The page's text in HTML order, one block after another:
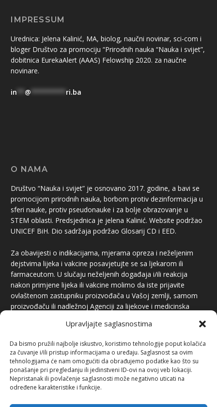
Upravljajte saglasnostima
Da bismo pružili najbolje iskustvo, koristimo tehnologije poput kolačića
za čuvanje i/ili pristup informacijama o uređaju. Saglasnost sa ovim
tehnologijama će nam omogućiti da obrađujemo podatke kao što su
ponašanje pri pregledanju ili jedinstveni ID-ovi na ovoj veb lokaciji.
Nepristanak ili povlačenje saglasnosti može negativno uticati na
određene karakteristike i funkcije.
IMPRESSUM
Urednica: Jelena Kalinić, MA, biolog, naučni novinar, sci-com i
bloger Društvo za promociju “Prirodnih nauka “Nauka i svijet”,
dobitnica EurekaAlert (AAAS) Felowship 2020. za naučne
novinare.
in ** @ ********* ri.ba
O NAMA
Društvo “Nauka i svijet” je osnovano 2017. godine, a bavi se
promocijom prirodnih nauka, borbom protiv dezinformacija u
sferi nauke, protiv pseudonauke i za bolje obrazovanje u
STEM oblasti. Predsjednica je jelena Kalinić. Website podržao
UNICEF BiH. Dio sadržaja podržao Glosarij CD i EED.
Za obavijesti o indikacijama, mjerama opreza i neželjenim
dejstvima lijeka i vakcine posavjetujte se sa ljekarom ili
farmaceutom. U slučaju neželjenih događaja i/ili reakcija
nakon primjene lijeka ili vakcine molimo da iste prijavite
ovlaštenom zastupniku proizvođača u Vašoj zemlji, samom
proizvođaču ili nadležnoj Agenciji za lijekove i medicinska
PREUZIMANJE SADRŽAJA